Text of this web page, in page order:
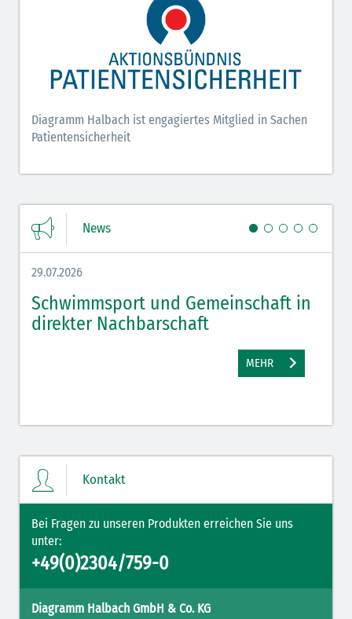
Diagramm Halbach ist engagiertes Mitglied in Sachen
Patientensicherheit
News
29.07.2026
Schwimmsport und Gemeinschaft in
direkter Nachbarschaft
MEHR
Kontakt
Bei Fragen zu unseren Produkten erreichen Sie uns
unter:
+49(0)2304/759-0
Diagramm Halbach GmbH & Co. KG